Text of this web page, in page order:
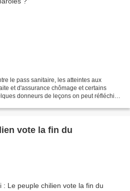
le pass sanitaire, les atteintes aux
et d'assurance chômage et certains
donneurs de leçons on peut réfléchir
vote la fin du